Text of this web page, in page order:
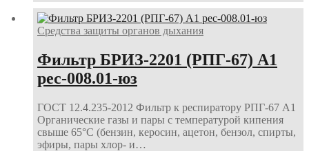
Средства защиты органов дыхания
Фильтр БРИЗ-2201 (РПГ-67) А1
рес-008.01-юз
ГОСТ 12.4.235-2012 Фильтр к респиратору РПГ-67 А1
Органические газы и пары с температурой кипения
свыше 65°С (бензин, керосин, ацетон, бензол, спирты,
эфиры, пары хлор- и…